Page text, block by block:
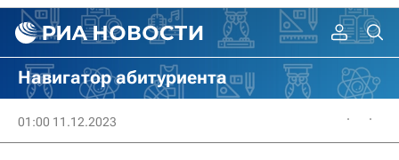
Навигатор абитуриента
01:00 11.12.2023